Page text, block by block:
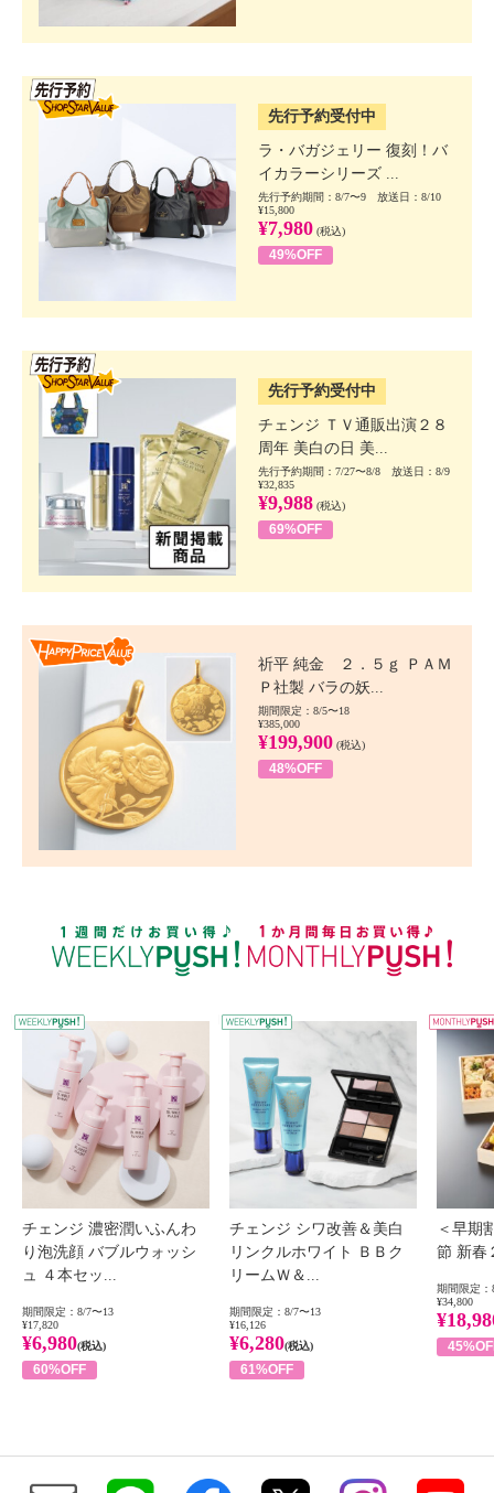
先行予約受付中
ラ・バガジェリー 復刻！バ
イカラーシリーズ ...
先行予約期間：8/7〜9 放送日：8/10
¥15,800
¥7,980 (税込)
49%OFF
先行予約受付中
チェンジ ＴＶ通販出演２８
周年 美白の日 美...
先行予約期間：7/27〜8/8 放送日：8/9
¥32,835
¥9,988 (税込)
69%OFF
祈平 純金 ２．５ｇ ＰＡＭ
Ｐ社製 バラの妖...
期間限定：8/5〜18
¥385,000
¥199,900 (税込)
48%OFF
WEEKLY PUSH
チェンジ 濃密潤いふんわ
り泡洗顔 バブルウォッシ
ュ ４本セッ...
期間限定：8/7〜13
¥17,820
¥6,980(税込)
60%OFF
チェンジ シワ改善＆美白
リンクルホワイト ＢＢク
リームＷ＆...
期間限定：8/7〜13
¥16,126
¥6,280(税込)
61%OFF
＜早期
節 新春
期間限定：
¥34,800